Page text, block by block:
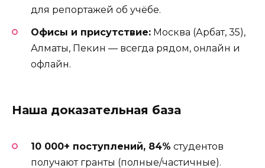
для репортажей об учёбе.
Офисы и присутствие: Москва (Арбат, 35),
Алматы, Пекин — всегда рядом, онлайн и
офлайн.
Наша доказательная база
10 000+ поступлений, 84% студентов
получают гранты (полные/частичные).